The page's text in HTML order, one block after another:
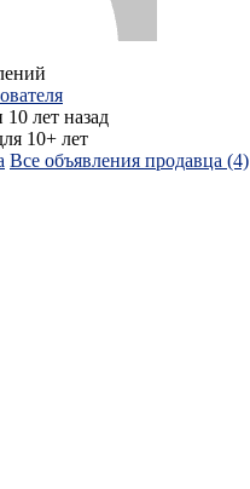
лет назад
10+ лет
Все объявления продавца (4)